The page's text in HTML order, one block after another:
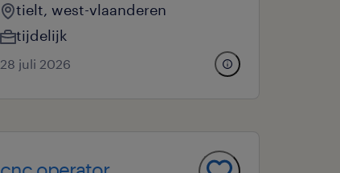
tielt, west-vlaanderen
tijdelijk
28 juli 2026